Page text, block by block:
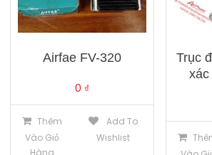
Airfae FV-320
0 ₫
Thêm
Vào Giỏ
Add To
Wishlist
Trục
xác